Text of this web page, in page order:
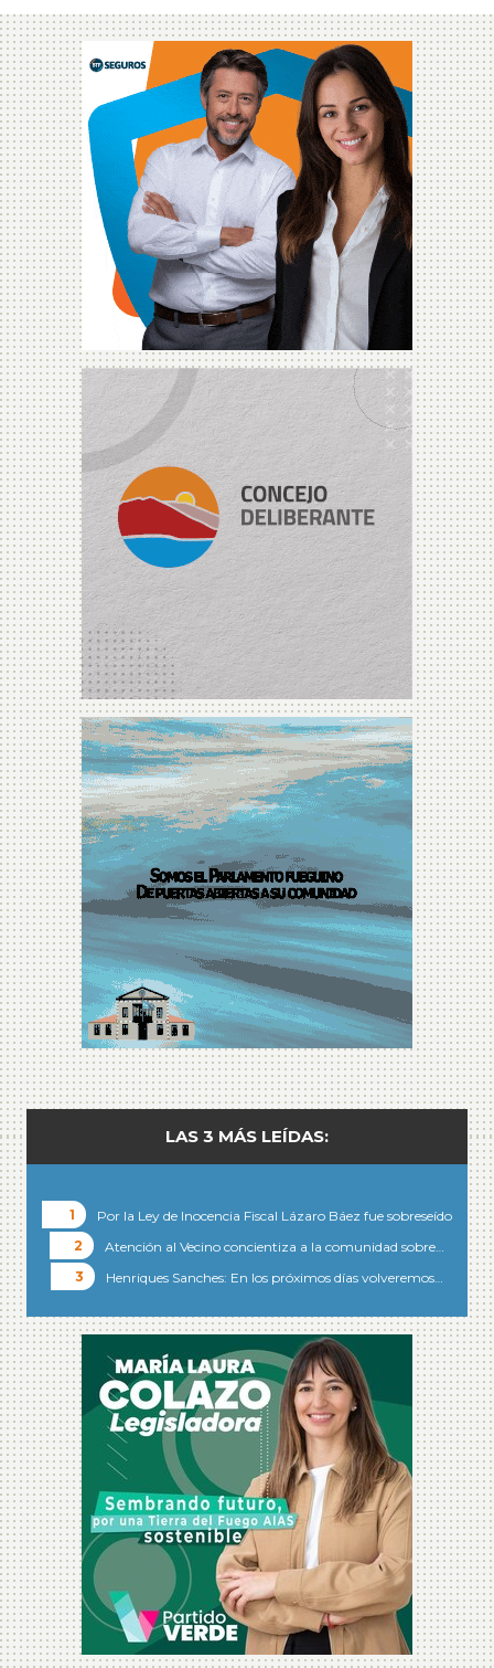
LAS 3 MÁS LEÍDAS:
Por la Ley de Inocencia Fiscal Lázaro Báez fue sobreseído
Atención al Vecino concientiza a la comunidad sobre…
Henriques Sanches: En los próximos días volveremos…